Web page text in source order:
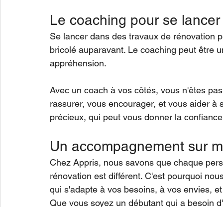
Le coaching pour se lancer
Se lancer dans des travaux de rénovation
bricolé auparavant. Le coaching peut être
appréhension.
Avec un coach à vos côtés, vous n'êtes
rassurer, vous encourager, et vous aider
précieux, qui peut vous donner la
Un accompagnement sur
Chez Appris, nous savons que chaque
rénovation est différent. C'est pourquoi
qui s'adapte à vos besoins, à vos envies,
Que vous soyez un débutant qui a besoin